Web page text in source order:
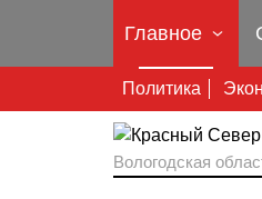
Главное
Политика
Вологодская